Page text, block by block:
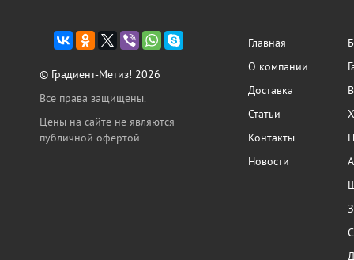
© Градиент-Метиз! 2026
Все права защищены.
Цены на сайте не являются
публичной офертой.
Главная
О компании
Доставка
Статьи
Контакты
Новости